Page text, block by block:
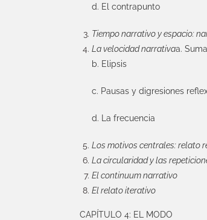
d. El contrapunto
Tiempo narrativo y espacio:
La velocidad narrativaa.
b. Elipsis
c. Pausas y digresiones
d. La frecuencia
Los motivos centrales: relato
La circularidad y las
El continuum narrativo
El relato iterativo
CAPÍTULO 4: EL MODO